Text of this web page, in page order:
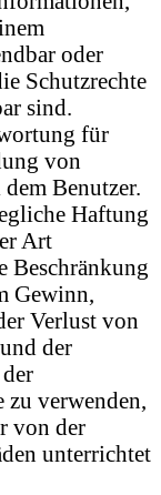
oder
Schutzrechte
sind.
für
von
Benutzer.
Haftung
Art
Beschränkung
Gewinn,
Verlust von
der
verwenden,
von der
unterrichtet